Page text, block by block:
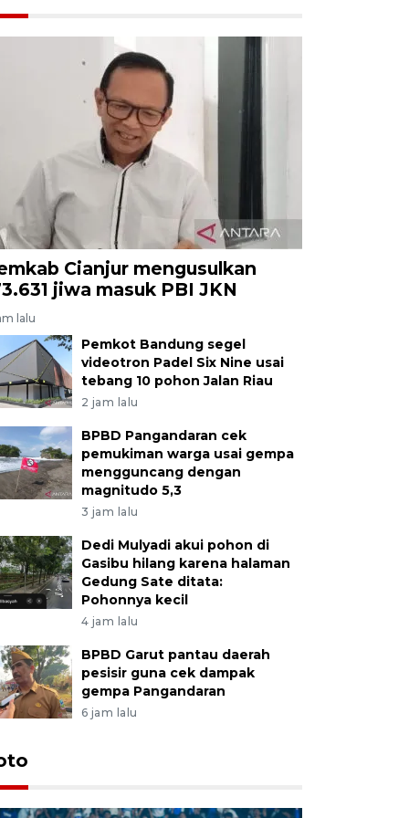
Cianjur mengusulkan
jiwa masuk PBI JKN
lalu
Pemkot Bandung segel
videotron Padel Six Nine usai
tebang 10 pohon Jalan Riau
2 jam lalu
BPBD Pangandaran cek
pemukiman warga usai gempa
mengguncang dengan
magnitudo 5,3
3 jam lalu
Dedi Mulyadi akui pohon di
Gasibu hilang karena halaman
Gedung Sate ditata:
Pohonnya kecil
4 jam lalu
BPBD Garut pantau daerah
pesisir guna cek dampak
gempa Pangandaran
6 jam lalu